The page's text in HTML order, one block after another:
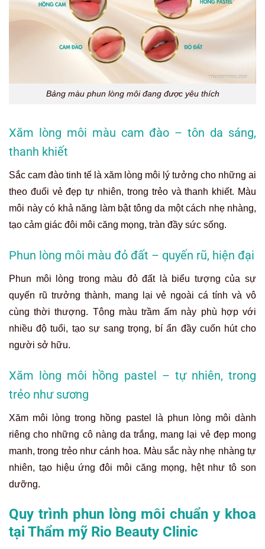
Bảng màu phun lòng môi đang được yêu thích
Xăm lòng môi màu cam đào – tôn da sáng,
thanh khiết
Sắc cam đào tinh tế là xăm lòng môi lý tưởng cho những ai
theo đuổi vẻ đẹp tự nhiên, trong trẻo và thanh khiết. Màu
môi này có khả năng làm bật tông da một cách nhẹ nhàng,
tạo cảm giác đôi môi căng mọng, tràn đầy sức sống.
Phun lòng môi màu đỏ đất – quyến rũ, hiện đại
Phun môi lòng trong màu đỏ đất là biểu tượng của sự
quyến rũ trưởng thành, mang lại vẻ ngoài cá tính và vô
cùng thời thượng. Tông màu trầm ấm này phù hợp với
nhiều độ tuổi, tạo sự sang trọng, bí ẩn đầy cuốn hút cho
người sở hữu.
Xăm lòng môi hồng pastel – tự nhiên, trong
trẻo như sương
Xăm môi lòng trong hồng pastel là phun lòng môi dành
riêng cho những cô nàng da trắng, mang lại vẻ đẹp mong
manh, trong trẻo như cánh hoa. Màu sắc này nhẹ nhàng tự
nhiên, tạo hiệu ứng đôi môi căng mọng, hệt như tô son
dưỡng.
Quy trình phun lòng môi chuẩn y khoa
tại Thẩm mỹ Rio Beauty Clinic